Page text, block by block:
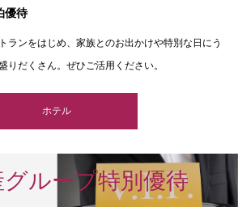
優待
ランをはじめ、家族とのお出かけや特別な日にう
りだくさん。ぜひご活用ください。
ホテル
ループ特別優待